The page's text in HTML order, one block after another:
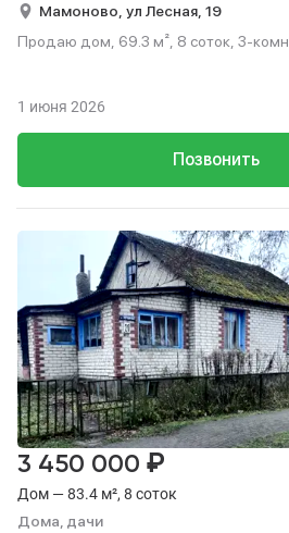
Мамоново, ул Лесная, 19
Продаю дом, 69.3 м², 8 соток, 3-комн..
Позвонить
1 июня 2026
Дом — 83.4 м², 8 соток
Дома, дачи
3 450 000 ₽